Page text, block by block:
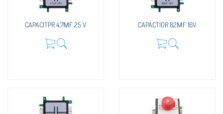
CAPACITPR 4,7ΜF 25 V CAPACTIOR 82ΜF 16V